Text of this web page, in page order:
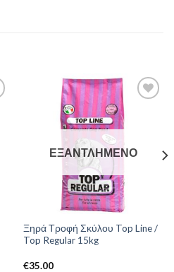
ΕΞΑΝΤΛΗΜΈΝΟ
Ξηρά Τροφή Σκύλου Top Line /
Top Regular 15kg
€35.00